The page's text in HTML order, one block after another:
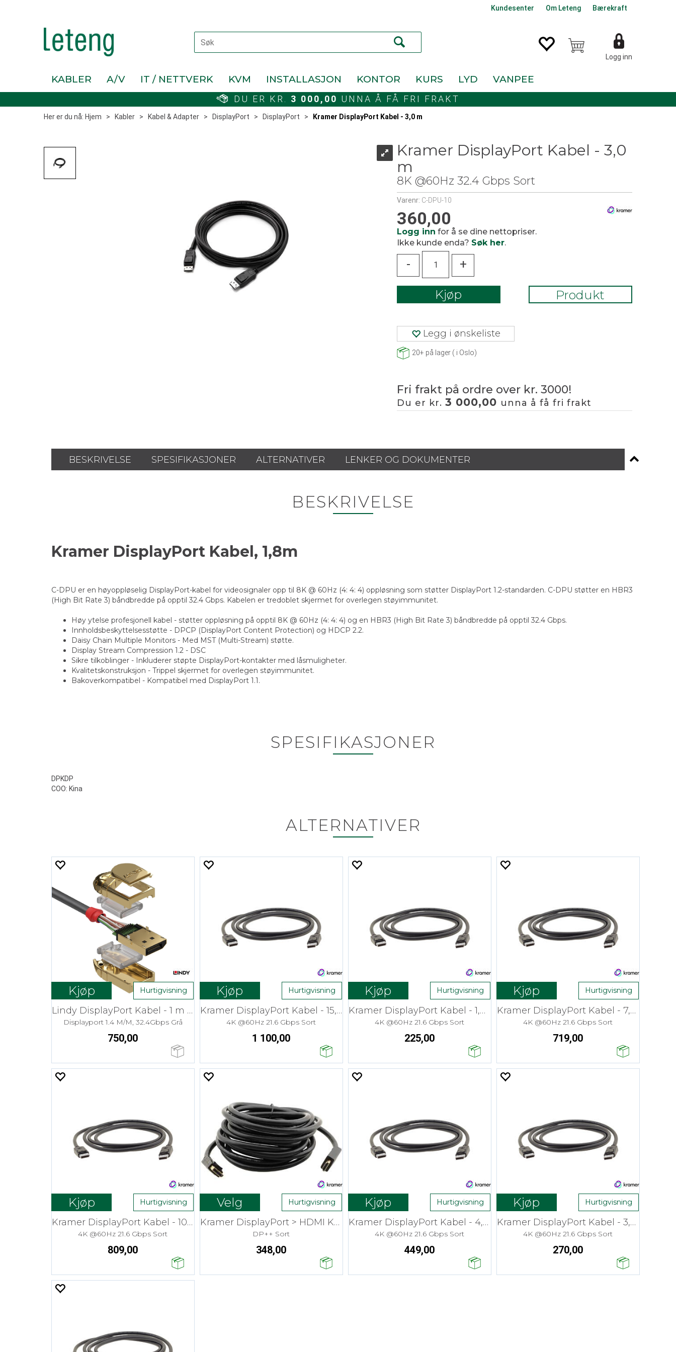
Kundesenter Om Leteng Bærekraft
Logg inn
KABLER A/V IT / NETTVERK KVM INSTALLASJON KONTOR KURS LYD VANPEE
DU ER KR. 3 000,00 UNNA Å FÅ FRI FRAKT
Her er du nå: Hjem > Kabler > Kabel & Adapter > DisplayPort > DisplayPort > Kramer DisplayPort Kabel - 3,0 m
Kramer DisplayPort Kabel - 3,0
m
8K @60Hz 32.4 Gbps Sort
Varenr: C-DPU-10
360,00
Logg inn for å se dine nettopriser.
Ikke kunde enda? Søk her.
- +
Kjøp Produkt
Legg i ønskeliste
20+ på lager ( i Oslo)
Fri frakt på ordre over kr. 3000!
Du er kr. 3 000,00 unna å få fri frakt
BESKRIVELSE SPESIFIKASJONER ALTERNATIVER LENKER OG DOKUMENTER
BESKRIVELSE
Kramer DisplayPort Kabel, 1,8m
C-DPU er en høyoppløselig DisplayPort-kabel for videosignaler opp til 8K @ 60Hz (4: 4: 4) oppløsning som støtter DisplayPort 1.2-standarden. C-DPU støtter en HBR3
(High Bit Rate 3) båndbredde på opptil 32.4 Gbps. Kabelen er tredoblet skjermet for overlegen støyimmunitet.
Høy ytelse profesjonell kabel - støtter oppløsning på opptil 8K @ 60Hz (4: 4: 4) og en HBR3 (High Bit Rate 3) båndbredde på opptil 32.4 Gbps.
Innholdsbeskyttelsesstøtte - DPCP (DisplayPort Content Protection) og HDCP 2.2.
Daisy Chain Multiple Monitors - Med MST (Multi-Stream) støtte.
Display Stream Compression 1.2 - DSC
Sikre tilkoblinger - Inkluderer støpte DisplayPort-kontakter med låsmuligheter.
Kvalitetskonstruksjon - Trippel skjermet for overlegen støyimmunitet.
Bakoverkompatibel - Kompatibel med DisplayPort 1.1.
SPESIFIKASJONER
DPKDP
COO: Kina
ALTERNATIVER
Kjøp Hurtigvisning
Lindy DisplayPort Kabel - 1 m Gold 8K
Displayport 1.4 M/M, 32.4Gbps Grå
750,00
Kjøp Hurtigvisning
Kramer DisplayPort Kabel - 15,2 m
4K @60Hz 21.6 Gbps Sort
1 100,00
Kjøp Hurtigvisning
Kramer DisplayPort Kabel - 1,8 m
4K @60Hz 21.6 Gbps Sort
225,00
Kjøp Hurtigvisning
Kramer DisplayPort Kabel - 7,6 m
4K @60Hz 21.6 Gbps Sort
719,00
Kjøp Hurtigvisning
Kramer DisplayPort Kabel - 10,7 m
4K @60Hz 21.6 Gbps Sort
809,00
Velg Hurtigvisning
Kramer DisplayPort > HDMI Kabel
DP++ Sort
348,00
Kjøp Hurtigvisning
Kramer DisplayPort Kabel - 4,6 m
4K @60Hz 21.6 Gbps Sort
449,00
Kjøp Hurtigvisning
Kramer DisplayPort Kabel - 3,0 m
4K @60Hz 21.6 Gbps Sort
270,00